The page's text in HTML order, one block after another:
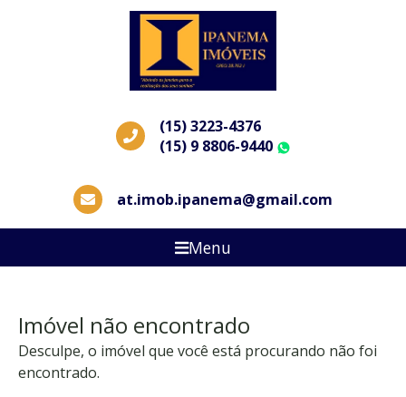
(15) 3223-4376
(15) 9 8806-9440
at.imob.ipanema@gmail.com
Menu
Imóvel não encontrado
Desculpe, o imóvel que você está procurando não foi
encontrado.